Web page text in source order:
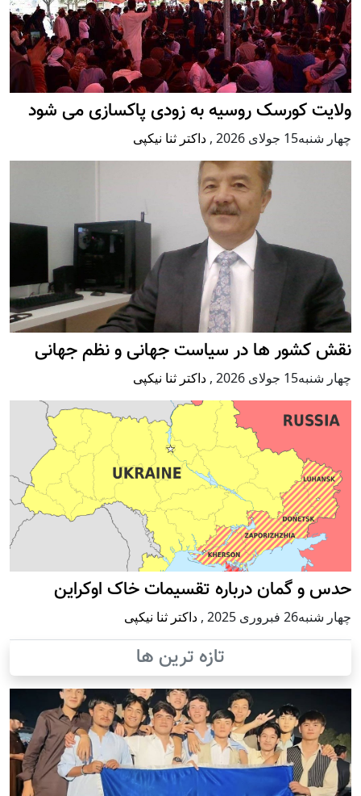
ولایت کورسک روسیه به زودی پاکسازی می شود
چهار شنبه15 جولای 2026 , داکتر ثنا نیکپی
نقش کشور ها در سیاست جهانی و نظم جهانی
چهار شنبه15 جولای 2026 , داکتر ثنا نیکپی
حدس و گمان درباره تقسیمات خاک اوکراین
چهار شنبه26 فبروری 2025 , داکتر ثنا نیکپی
تازه ترین ها